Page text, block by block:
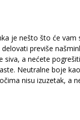
je nešto što će
previše
a nećete
Neutralne boje
nisu izuzetak, a